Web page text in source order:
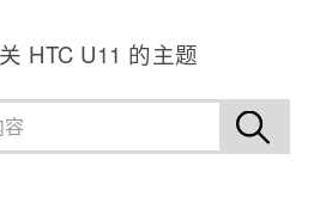
HTC U11 的主题